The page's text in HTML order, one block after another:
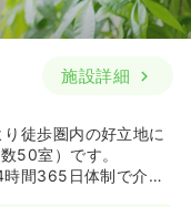
施設詳細
徒歩圏内の好立地に
50室）です。
間365日体制で介護